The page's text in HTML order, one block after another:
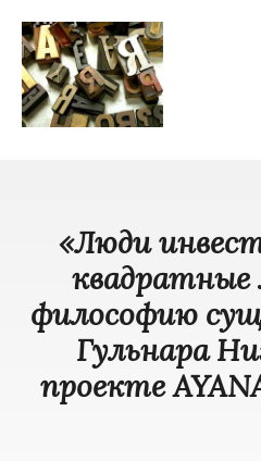
«Люди
философию
Гульнара
проекте